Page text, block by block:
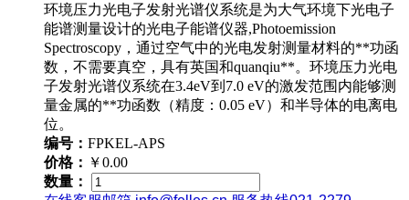
环境压力光电子发射光谱仪系统是为大气环境下光电子
能谱测量设计的光电子能谱仪器,Photoemission
Spectroscopy，通过空气中的光电发射测量材料的**功函
数，不需要真空，具有英国和quanqiu**。环境压力光电
子发射光谱仪系统在3.4eV到7.0 eV的激发范围内能够测
量金属的**功函数（精度：0.05 eV）和半导体的电离电
位。
编号： FPKEL-APS
价格： ￥0.00
数量：